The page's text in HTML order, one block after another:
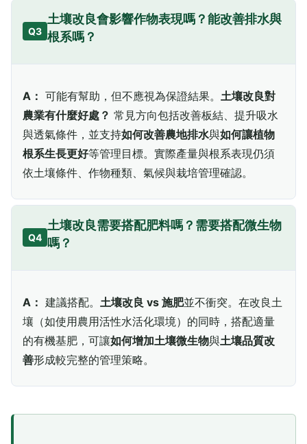
Q3
土壤改良會影響作物表現嗎？能改善排水與
根系嗎？
A： 可能有幫助，但不應視為保證結果。 土壤改良對
農業有什麼好處？ 常見方向包括改善板結、提升吸水
與透氣條件，並支持如何改善農地排水與如何讓植物
根系生長更好等管理目標。實際產量與根系表現仍須
依土壤條件、作物種類、氣候與栽培管理確認。
Q4
土壤改良需要搭配肥料嗎？需要搭配微生物
嗎？
A： 建議搭配。 土壤改良 vs 施肥並不衝突。在改良土
壤（如使用農用活性水活化環境）的同時，搭配適量
的有機基肥，可讓如何增加土壤微生物與土壤品質改
善形成較完整的管理策略。